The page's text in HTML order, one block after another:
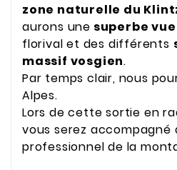
zone naturelle du
aurons une superbe
florival et des différents
massif vosgien.
Par temps clair, nous
Alpes.
Lors de cette sortie en
vous serez accompagné
professionnel de la